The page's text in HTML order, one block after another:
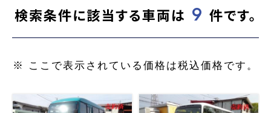
検索条件に該当する車両は 9 件です。
※ ここで表示されている価格は税込価格です。